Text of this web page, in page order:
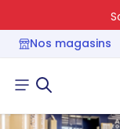
Nos magasins